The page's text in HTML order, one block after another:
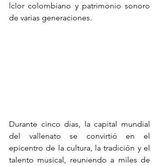
lclor colombiano y patrimonio sonoro
de varias generaciones.
Durante cinco días, la capital mundial
del vallenato se convirtió en el
epicentro de la cultura, la tradición y el
talento musical, reuniendo a miles de